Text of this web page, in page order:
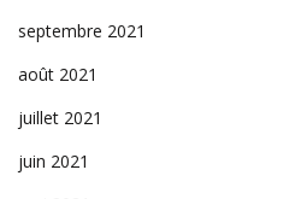
septembre 2021
août 2021
juillet 2021
juin 2021